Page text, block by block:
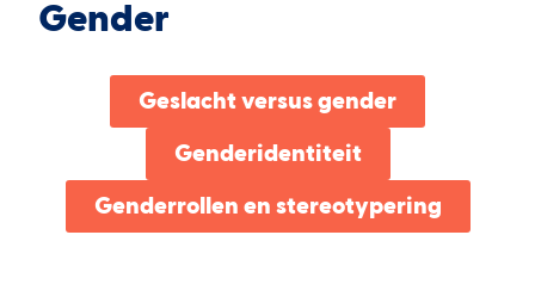
Gender
Geslacht versus gender
Genderidentiteit
Genderrollen en stereotypering